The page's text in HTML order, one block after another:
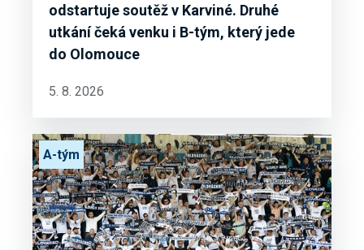
odstartuje soutěž v Karviné. Druhé
utkání čeká venku i B-tým, který jede
do Olomouce
5. 8. 2026
A-tým